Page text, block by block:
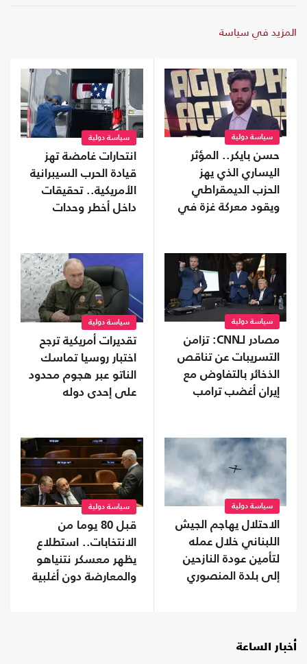
المزيد في سياسة
سياسة دولية
حسن بايكر.. المؤثر
اليساري الذي يهز
الحزب الديمقراطي
ويقود معركة غزة في
سياسة دولية
انتحارات غامضة تهز
قيادة الحرب السيبرانية
الأمريكية.. تحقيقات
داخل أخطر وحدات
سياسة دولية
مصادر لـCNN: تزامن
التسريبات عن تناقص
الذخائر بالتفاوض مع
إيران أغضب ترامب
سياسة دولية
تقديرات أمريكية ترجح
اختبار روسيا تماسك
الناتو عبر هجوم محدود
على إحدى دوله
سياسة دولية
الاحتلال يهاجم الجيش
اللبناني خلال عمله
لتأمين عودة النازحين
إلى بلدة المنصوري
سياسة دولية
قبل 80 يوما من
الانتخابات.. استطلاع
يظهر معسكر نتنياهو
والمعارضة دون أغلبية
أخبار الساعة